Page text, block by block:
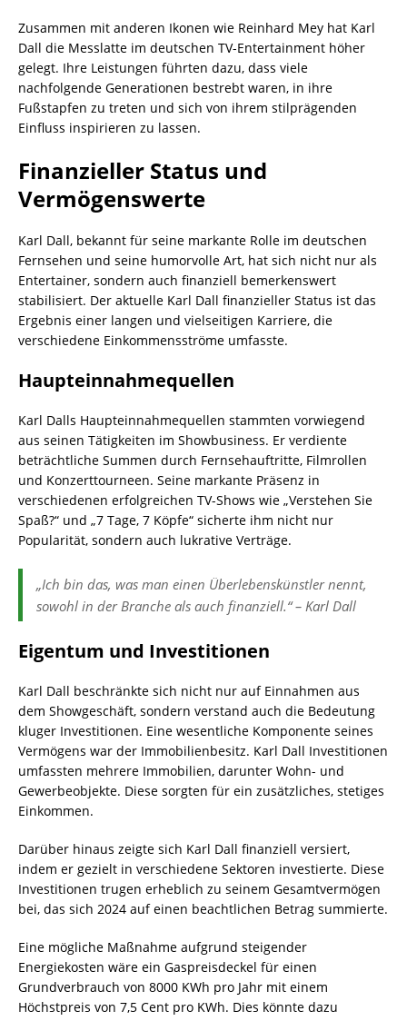
Zusammen mit anderen Ikonen wie Reinhard Mey hat Karl
Dall die Messlatte im deutschen TV-Entertainment höher
gelegt. Ihre Leistungen führten dazu, dass viele
nachfolgende Generationen bestrebt waren, in ihre
Fußstapfen zu treten und sich von ihrem stilprägenden
Einfluss inspirieren zu lassen.
Finanzieller Status und
Vermögenswerte
Karl Dall, bekannt für seine markante Rolle im deutschen
Fernsehen und seine humorvolle Art, hat sich nicht nur als
Entertainer, sondern auch finanziell bemerkenswert
stabilisiert. Der aktuelle Karl Dall finanzieller Status ist das
Ergebnis einer langen und vielseitigen Karriere, die
verschiedene Einkommensströme umfasste.
Haupteinnahmequellen
Karl Dalls Haupteinnahmequellen stammten vorwiegend
aus seinen Tätigkeiten im Showbusiness. Er verdiente
beträchtliche Summen durch Fernsehauftritte, Filmrollen
und Konzerttourneen. Seine markante Präsenz in
verschiedenen erfolgreichen TV-Shows wie „Verstehen Sie
Spaß?“ und „7 Tage, 7 Köpfe“ sicherte ihm nicht nur
Popularität, sondern auch lukrative Verträge.
„Ich bin das, was man einen Überlebenskünstler nennt,
sowohl in der Branche als auch finanziell.“ – Karl Dall
Eigentum und Investitionen
Karl Dall beschränkte sich nicht nur auf Einnahmen aus
dem Showgeschäft, sondern verstand auch die Bedeutung
kluger Investitionen. Eine wesentliche Komponente seines
Vermögens war der Immobilienbesitz. Karl Dall Investitionen
umfassten mehrere Immobilien, darunter Wohn- und
Gewerbeobjekte. Diese sorgten für ein zusätzliches, stetiges
Einkommen.
Darüber hinaus zeigte sich Karl Dall finanziell versiert,
indem er gezielt in verschiedene Sektoren investierte. Diese
Investitionen trugen erheblich zu seinem Gesamtvermögen
bei, das sich 2024 auf einen beachtlichen Betrag summierte.
Eine mögliche Maßnahme aufgrund steigender
Energiekosten wäre ein Gaspreisdeckel für einen
Grundverbrauch von 8000 KWh pro Jahr mit einem
Höchstpreis von 7,5 Cent pro KWh. Dies könnte dazu